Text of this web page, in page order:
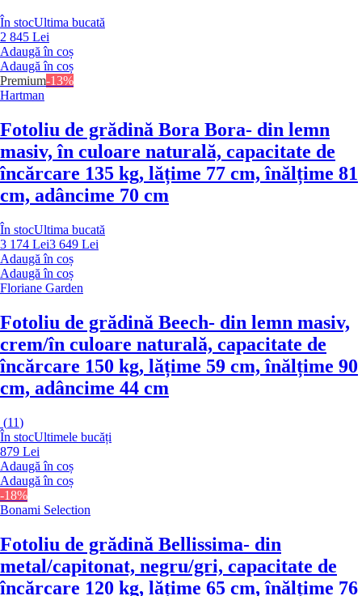
În stocUltima bucată
2 845 Lei
Adaugă în coș
Adaugă în coș
Premium-13%
Hartman
Fotoliu de grădină Bora Bora- din lemn
masiv, în culoare naturală, capacitate de
încărcare 135 kg, lățime 77 cm, înălțime 81
cm, adâncime 70 cm
În stocUltima bucată
3 174 Lei3 649 Lei
Adaugă în coș
Adaugă în coș
Floriane Garden
Fotoliu de grădină Beech- din lemn masiv,
crem/în culoare naturală, capacitate de
încărcare 150 kg, lățime 59 cm, înălțime 90
cm, adâncime 44 cm
(11)
În stocUltimele bucăți
879 Lei
Adaugă în coș
Adaugă în coș
-18%
Bonami Selection
Fotoliu de grădină Bellissima- din
metal/capitonat, negru/gri, capacitate de
încărcare 120 kg, lățime 65 cm, înălțime 76